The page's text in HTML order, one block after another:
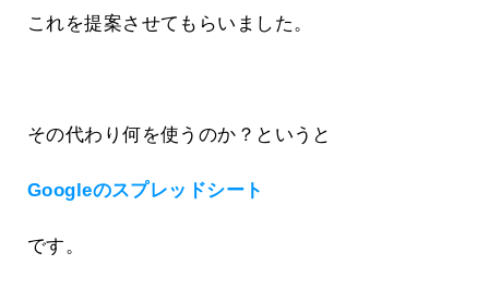
これを提案させてもらいました。
その代わり何を使うのか？というと
Googleのスプレッドシート
です。